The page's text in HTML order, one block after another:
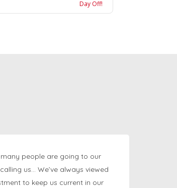
Day Off!
people are going to our
us… We’ve always viewed
to keep us current in our